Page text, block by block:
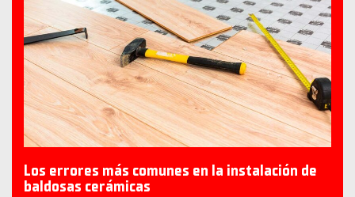
Los errores más comunes en la instalación de
baldosas cerámicas